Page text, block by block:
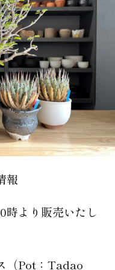
報
時より販売いたし
（Pot：Tadao